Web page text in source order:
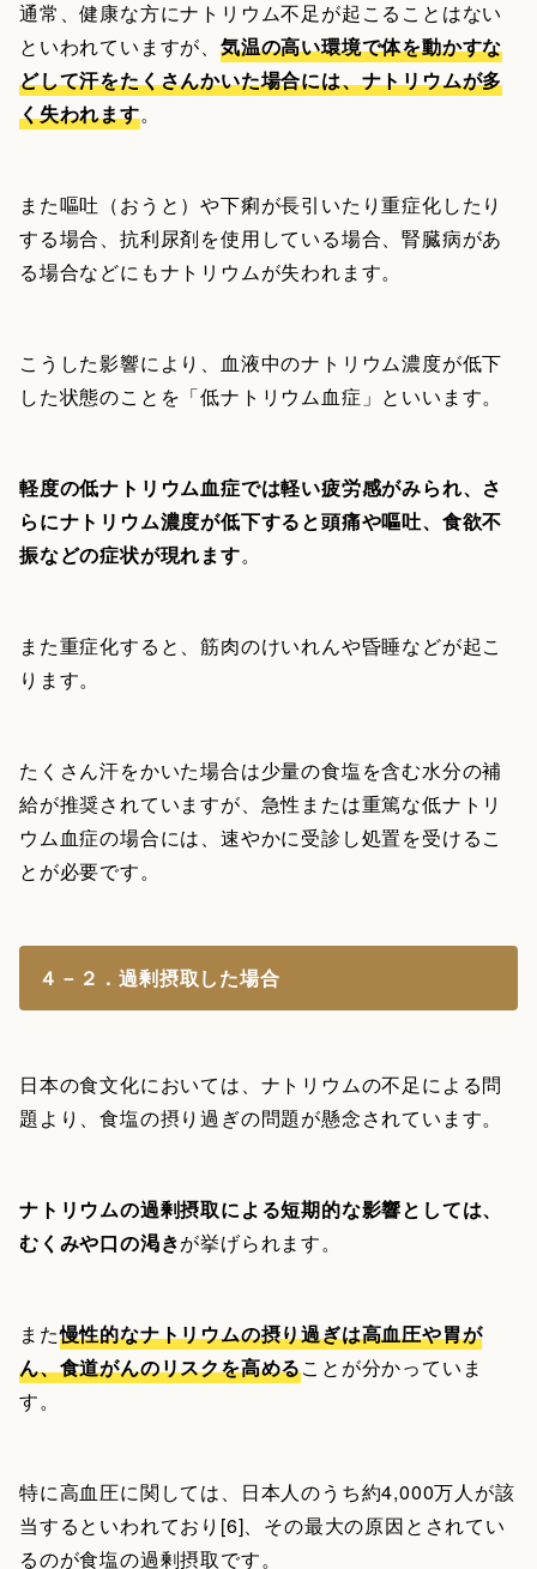
通常、健康な方にナトリウム不足が起こることはない
といわれていますが、気温の高い環境で体を動かすな
どして汗をたくさんかいた場合には、ナトリウムが多
く失われます。
また嘔吐（おうと）や下痢が長引いたり重症化したり
する場合、抗利尿剤を使用している場合、腎臓病があ
る場合などにもナトリウムが失われます。
こうした影響により、血液中のナトリウム濃度が低下
した状態のことを「低ナトリウム血症」といいます。
軽度の低ナトリウム血症では軽い疲労感がみられ、さ
らにナトリウム濃度が低下すると頭痛や嘔吐、食欲不
振などの症状が現れます。
また重症化すると、筋肉のけいれんや昏睡などが起こ
ります。
たくさん汗をかいた場合は少量の食塩を含む水分の補
給が推奨されていますが、急性または重篤な低ナトリ
ウム血症の場合には、速やかに受診し処置を受けるこ
とが必要です。
４－２．過剰摂取した場合
日本の食文化においては、ナトリウムの不足による問
題より、食塩の摂り過ぎの問題が懸念されています。
ナトリウムの過剰摂取による短期的な影響としては、
むくみや口の渇きが挙げられます。
また慢性的なナトリウムの摂り過ぎは高血圧や胃が
ん、食道がんのリスクを高めることが分かっていま
す。
特に高血圧に関しては、日本人のうち約4,000万人が該
当するといわれており[6]、その最大の原因とされてい
るのが食塩の過剰摂取です。